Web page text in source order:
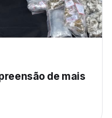
de mais